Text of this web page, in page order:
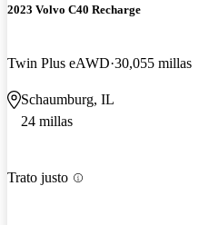
2023 Volvo C40 Recharge
Twin Plus eAWD 30,055 millas
Schaumburg, IL
24 millas
Trato justo